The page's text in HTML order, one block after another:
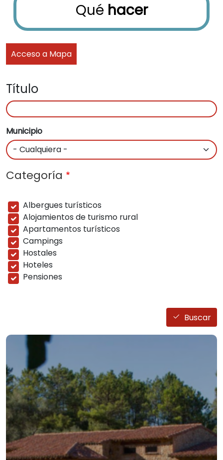
Qué hacer
Acceso a Mapa
Título
Municipio
Categoría
Albergues turísticos
Alojamientos de turismo rural
Apartamentos turísticos
Campings
Hostales
Hoteles
Pensiones
Buscar